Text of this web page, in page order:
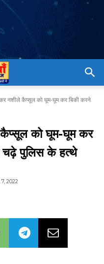
नशीले कैप्सूल को घूम-घूम कर बिकी करने
कैप्सूल को घूम-घूम कर
चढ़े पुलिस के हत्थे
2022